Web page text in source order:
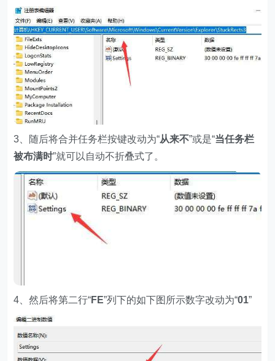
3、随后将合并任务栏按键改动为“从来不”或是“当任务栏
被布满时”就可以自动不折叠式了。
4、然后将第二行“FE”列下的如下图所示数字改动为“01”